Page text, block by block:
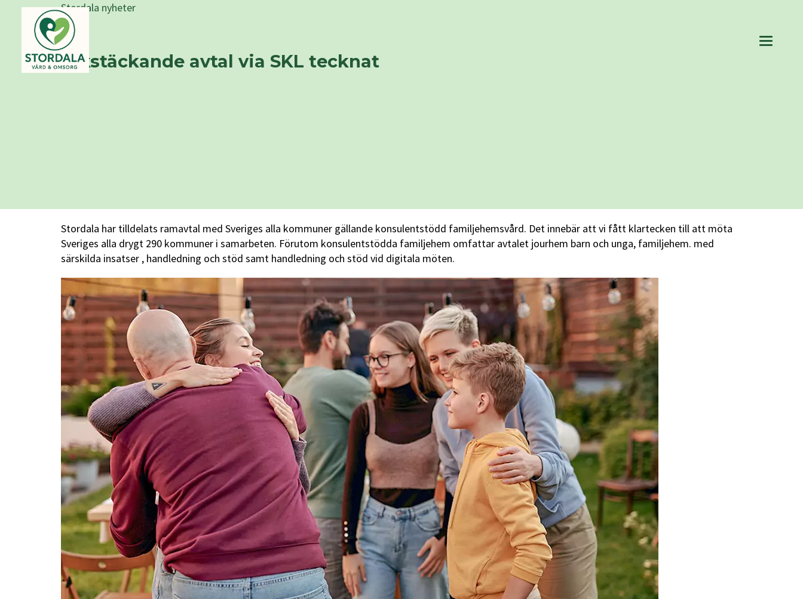
Stordala nyheter
Rikstäckande avtal via SKL tecknat
Stordala har tilldelats ramavtal med Sveriges alla kommuner gällande konsulentstödd familjehemsvård. Det innebär att vi fått klartecken till att möta
Sveriges alla drygt 290 kommuner i samarbeten. Förutom konsulentstödda familjehem omfattar avtalet jourhem barn och unga, familjehem. med
särskilda insatser , handledning och stöd samt handledning och stöd vid digitala möten.